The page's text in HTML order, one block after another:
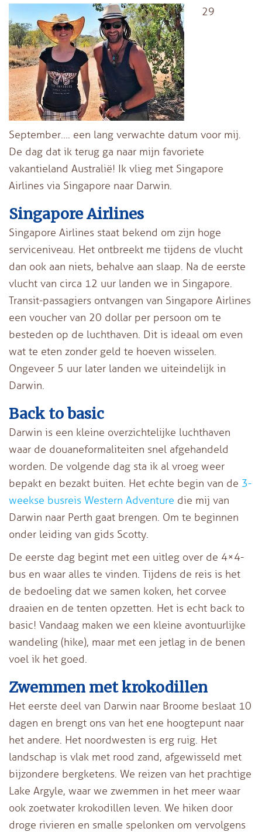
29
September…. een lang verwachte datum voor mij.
De dag dat ik terug ga naar mijn favoriete
vakantieland Australië! Ik vlieg met Singapore
Airlines via Singapore naar Darwin.
Singapore Airlines
Singapore Airlines staat bekend om zijn hoge
serviceniveau. Het ontbreekt me tijdens de vlucht
dan ook aan niets, behalve aan slaap. Na de eerste
vlucht van circa 12 uur landen we in Singapore.
Transit-passagiers ontvangen van Singapore Airlines
een voucher van 20 dollar per persoon om te
besteden op de luchthaven. Dit is ideaal om even
wat te eten zonder geld te hoeven wisselen.
Ongeveer 5 uur later landen we uiteindelijk in
Darwin.
Back to basic
Darwin is een kleine overzichtelijke luchthaven
waar de douaneformaliteiten snel afgehandeld
worden. De volgende dag sta ik al vroeg weer
bepakt en bezakt buiten. Het echte begin van de 3-
weekse busreis Western Adventure die mij van
Darwin naar Perth gaat brengen. Om te beginnen
onder leiding van gids Scotty.
De eerste dag begint met een uitleg over de 4×4-
bus en waar alles te vinden. Tijdens de reis is het
de bedoeling dat we samen koken, het corvee
draaien en de tenten opzetten. Het is echt back to
basic! Vandaag maken we een kleine avontuurlijke
wandeling (hike), maar met een jetlag in de benen
voel ik het goed.
Zwemmen met krokodillen
Het eerste deel van Darwin naar Broome beslaat 10
dagen en brengt ons van het ene hoogtepunt naar
het andere. Het noordwesten is erg ruig. Het
landschap is vlak met rood zand, afgewisseld met
bijzondere bergketens. We reizen van het prachtige
Lake Argyle, waar we zwemmen in het meer waar
ook zoetwater krokodillen leven. We hiken door
droge rivieren en smalle spelonken om vervolgens